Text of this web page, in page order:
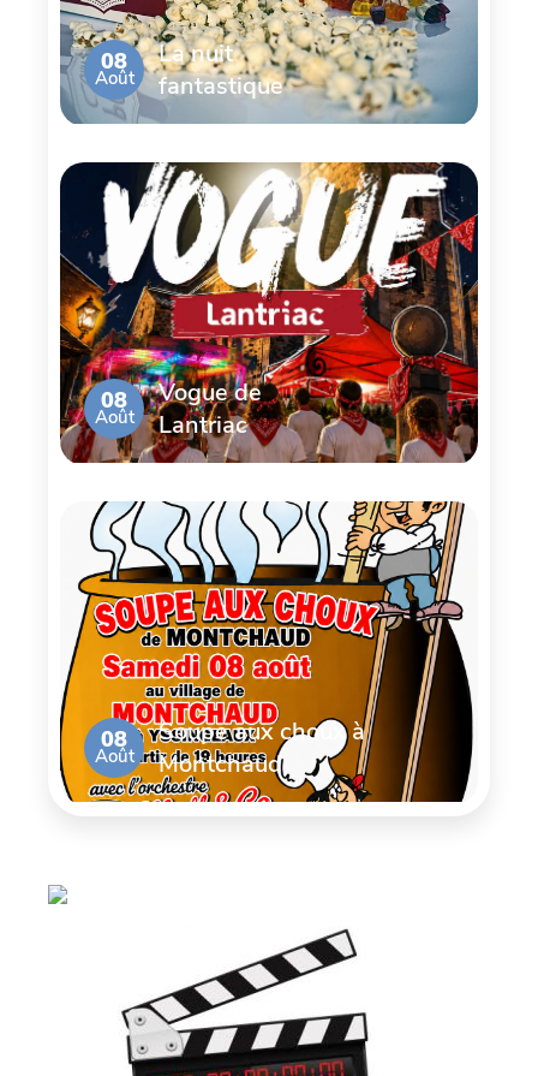
08
Août
La nuit
fantastique
08
Août
Vogue de
Lantriac
08
Août
Soupe aux choux à
Montchaud